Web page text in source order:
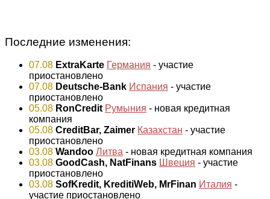
Последние изменения:
07.08 ExtraKarte Германия - участие
приостановлено
07.08 Deutsche-Bank Испания - участие
приостановлено
05.08 RonCredit Румыния - новая кредитная
компания
05.08 CreditBar, Zaimer Казахстан - участие
приостановлено
03.08 Wandoo Литва - новая кредитная компания
03.08 GoodCash, NatFinans Швеция - участие
приостановлено
03.08 SofKredit, KreditiWeb, MrFinan Италия -
участие приостановлено